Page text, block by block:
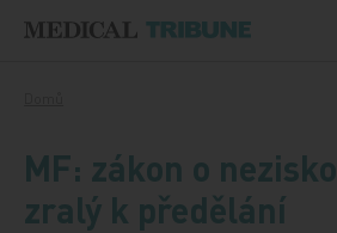
MF: zákon o
zralý k předělání